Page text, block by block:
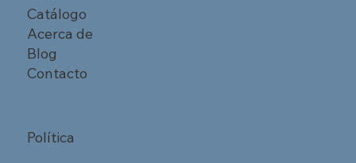
Catálogo
Acerca de
Blog
Contacto
Política